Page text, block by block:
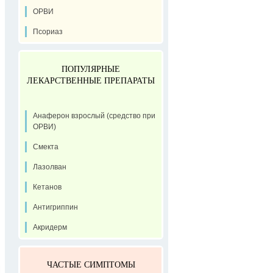
ОРВИ
Псориаз
ПОПУЛЯРНЫЕ
ЛЕКАРСТВЕННЫЕ ПРЕПАРАТЫ
Анаферон взрослый (средство при
ОРВИ)
Смекта
Лазолван
Кетанов
Антигриппин
Акридерм
ЧАСТЫЕ СИМПТОМЫ